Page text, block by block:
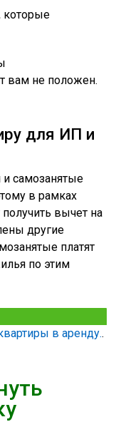
которые
вам не положен.
для ИП и
самозанятые
в рамках
вычет на
другие
платят
по этим
в аренду..